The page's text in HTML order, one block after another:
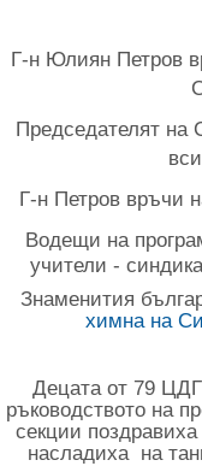
Г-н Юлиян Петров
Председателят на
Г-н Петров връчи
Водещи на
учители -
Знаменития
химна на
Децата от 79
ръководството на
секции
насладиха на